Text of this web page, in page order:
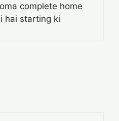
complete home
hai starting ki